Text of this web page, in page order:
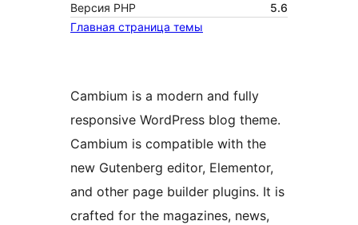
Версия PHP
5.6
Главная страница темы
Cambium is a modern and fully
responsive WordPress blog theme.
Cambium is compatible with the
new Gutenberg editor, Elementor,
and other page builder plugins. It is
crafted for the magazines, news,